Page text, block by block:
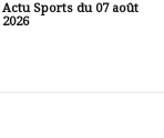
Actu Sports du 07 août
2026